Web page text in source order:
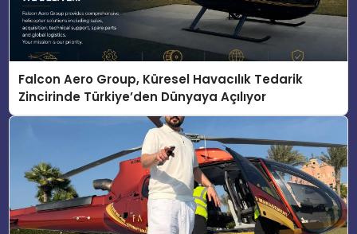
Falcon Aero Group, Küresel Havacılık Tedarik
Zincirinde Türkiye’den Dünyaya Açılıyor